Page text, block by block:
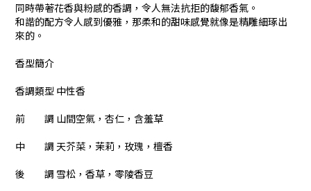
同時帶著花香與粉感的香調，令人無法抗拒的馥郁香氣。
和諧的配方令人感到優雅，那柔和的甜味感覺就像是精雕細琢出
來的。
香型簡介
香調類型 中性香
前 調 山間空氣，杏仁，含羞草
中 調 天芥菜，茉莉，玫瑰，檀香
後 調 雪松，香草，零陵香豆